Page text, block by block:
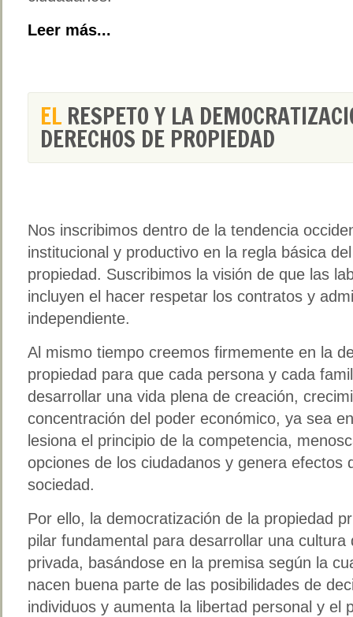
Leer más...
ELRESPETO Y LA
DERECHOS DE PROPIEDAD
Nos inscribimos dentro de la tendencia
institucional y productivo en la regla básica
propiedad. Suscribimos la visión de que las
incluyen el hacer respetar los contratos y
independiente.
Al mismo tiempo creemos firmemente en la
propiedad para que cada persona y cada
desarrollar una vida plena de creación,
concentración del poder económico, ya sea
lesiona el principio de la competencia,
opciones de los ciudadanos y genera efectos
sociedad.
Por ello, la democratización de la propiedad
pilar fundamental para desarrollar una
privada, basándose en la premisa según la
nacen buena parte de las posibilidades de
individuos y aumenta la libertad personal y el